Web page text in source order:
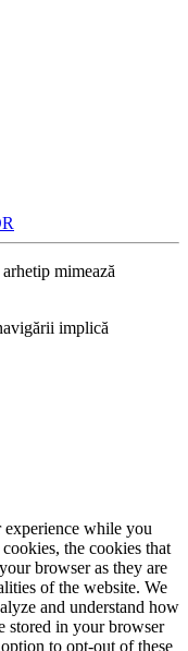
mimează
implică
while you
the cookies that
browser as they are
of the website. We
and understand how
stored in your browser
to opt-out of these